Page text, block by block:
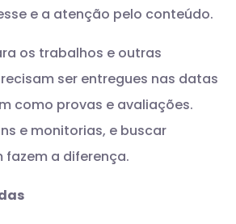
e a atenção pelo conteúdo.
os trabalhos e outras
ser entregues nas datas
como provas e avaliações.
e monitorias, e buscar
a diferença.